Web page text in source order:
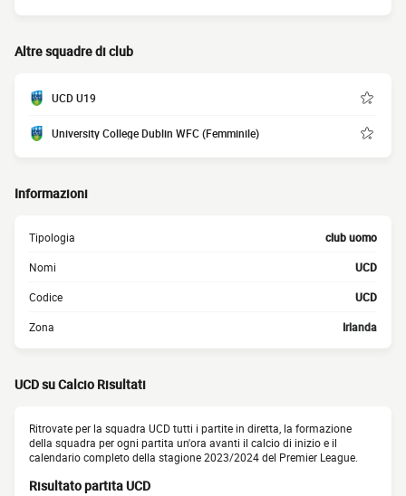
Altre squadre di club
UCD U19
University College Dublin WFC (Femminile)
Informazioni
Tipologia club uomo
Nomi UCD
Codice UCD
Zona Irlanda
UCD su Calcio Risultati
Ritrovate per la squadra UCD tutti i partite in diretta, la formazione
della squadra per ogni partita un'ora avanti il calcio di inizio e il
calendario completo della stagione 2023/2024 del Premier League.
Risultato partita UCD